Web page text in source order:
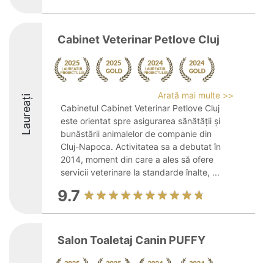
Laureați
Cabinet Veterinar Petlove Cluj
Arată mai multe >>
Cabinetul Cabinet Veterinar Petlove Cluj
este orientat spre asigurarea sănătății și
bunăstării animalelor de companie din
Cluj-Napoca. Activitatea sa a debutat în
2014, moment din care a ales să ofere
servicii veterinare la standarde înalte, ...
9.7
Salon Toaletaj Canin PUFFY